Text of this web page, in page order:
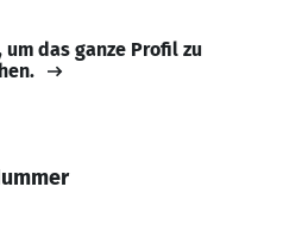
um das ganze Profil zu